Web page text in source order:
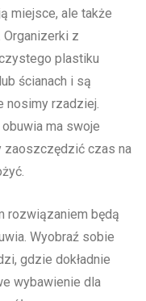
⁢miejsce, ale także
Organizerki z
plastiku
ścianach i są‍
nosimy rzadziej.
ma⁢ swoje
zaoszczędzić⁣ czas na
rozwiązaniem będą
Wyobraź ‍sobie
gdzie dokładnie
wybawienie dla